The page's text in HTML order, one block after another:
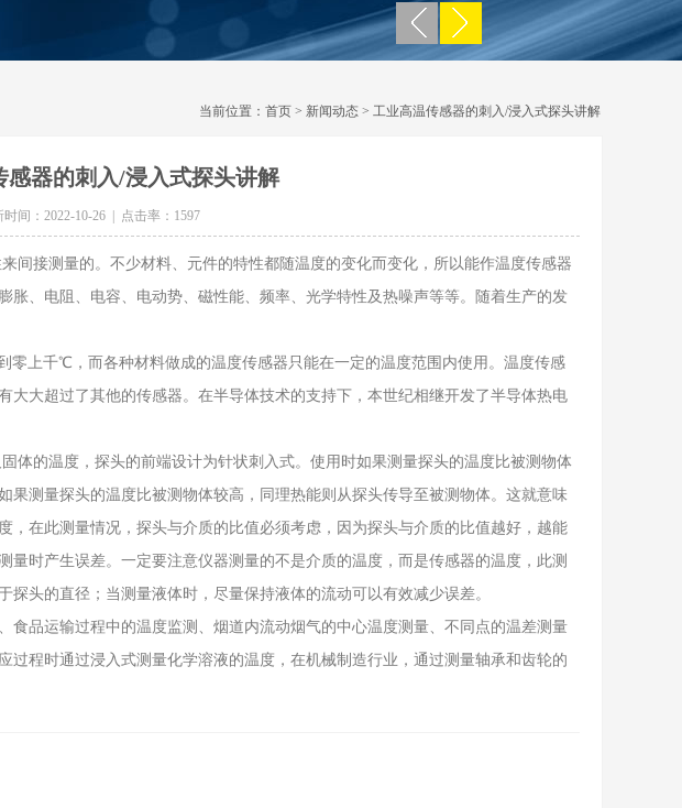
当前位置： 首页 > 新闻动态 > 工业高温传感器的刺入/浸入式探头讲解
感器的刺入/浸入式探头讲解
时间：2022-10-26 | 点击率：1597
间接测量的。不少材料、元件的特性都随温度的变化而变化，所以能作温度传感器
胀、电阻、电容、电动势、磁性能、频率、光学特性及热噪声等等。随着生产的发
上千℃，而各种材料做成的温度传感器只能在一定的温度范围内使用。温度传感
大大超过了其他的传感器。在半导体技术的支持下，本世纪相继开发了半导体热电
的温度，探头的前端设计为针状刺入式。使用时如果测量探头的温度比被测物体
果测量探头的温度比被测物体较高，同理热能则从探头传导至被测物体。这就意味
，在此测量情况，探头与介质的比值必须考虑，因为探头与介质的比值越好，越能
量时产生误差。一定要注意仪器测量的不是介质的温度，而是传感器的温度，此测
头的直径；当测量液体时，尽量保持液体的流动可以有效减少误差。
品运输过程中的温度监测、烟道内流动烟气的中心温度测量、不同点的温差测量
过程时通过浸入式测量化学溶液的温度，在机械制造行业，通过测量轴承和齿轮的